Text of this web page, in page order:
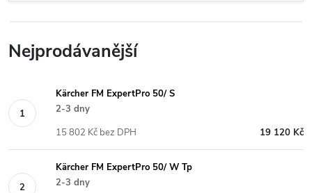
Nejprodávanější
Kärcher FM ExpertPro 50/ S
2-3 dny
19 120 Kč
15 802 Kč bez DPH
Kärcher FM ExpertPro 50/ W Tp
2-3 dny